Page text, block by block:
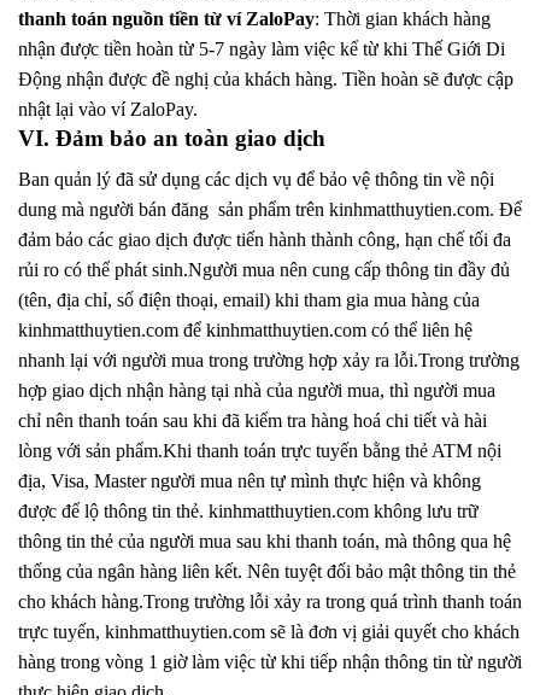
thanh toán nguồn tiền từ ví ZaloPay: Thời gian khách hàng
nhận được tiền hoàn từ 5-7 ngày làm việc kể từ khi Thế Giới Di
Động nhận được đề nghị của khách hàng. Tiền hoàn sẽ được cập
nhật lại vào ví ZaloPay.
VI. Đảm bảo an toàn giao dịch
Ban quản lý đã sử dụng các dịch vụ để bảo vệ thông tin về nội
dung mà người bán đăng sản phẩm trên kinhmatthuytien.com. Để
đảm bảo các giao dịch được tiến hành thành công, hạn chế tối đa
rủi ro có thể phát sinh.Người mua nên cung cấp thông tin đầy đủ
(tên, địa chỉ, số điện thoại, email) khi tham gia mua hàng của
kinhmatthuytien.com để kinhmatthuytien.com có thể liên hệ
nhanh lại với người mua trong trường hợp xảy ra lỗi.Trong trường
hợp giao dịch nhận hàng tại nhà của người mua, thì người mua
chỉ nên thanh toán sau khi đã kiểm tra hàng hoá chi tiết và hài
lòng với sản phẩm.Khi thanh toán trực tuyến bằng thẻ ATM nội
địa, Visa, Master người mua nên tự mình thực hiện và không
được để lộ thông tin thẻ. kinhmatthuytien.com không lưu trữ
thông tin thẻ của người mua sau khi thanh toán, mà thông qua hệ
thống của ngân hàng liên kết. Nên tuyệt đối bảo mật thông tin thẻ
cho khách hàng.Trong trường lỗi xảy ra trong quá trình thanh toán
trực tuyến, kinhmatthuytien.com sẽ là đơn vị giải quyết cho khách
hàng trong vòng 1 giờ làm việc từ khi tiếp nhận thông tin từ người